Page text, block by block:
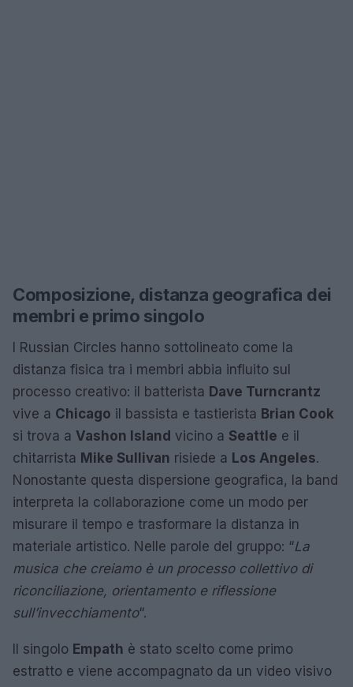
Composizione, distanza geografica dei
membri e primo singolo
I Russian Circles hanno sottolineato come la
distanza fisica tra i membri abbia influito sul
processo creativo: il batterista Dave Turncrantz
vive a Chicago il bassista e tastierista Brian Cook
si trova a Vashon Island vicino a Seattle e il
chitarrista Mike Sullivan risiede a Los Angeles.
Nonostante questa dispersione geografica, la band
interpreta la collaborazione come un modo per
misurare il tempo e trasformare la distanza in
materiale artistico. Nelle parole del gruppo: “La
musica che creiamo è un processo collettivo di
riconciliazione, orientamento e riflessione
sull’invecchiamento“.
Il singolo Empath è stato scelto come primo
estratto e viene accompagnato da un video visivo